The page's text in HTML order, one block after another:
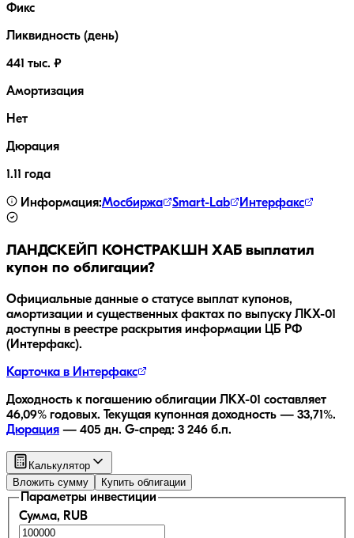
Фикс
Ликвидность (день)
441 тыс. ₽
Амортизация
Нет
Дюрация
1.11 года
Информация:Мосбиржа Smart-Lab Интерфакс
ЛАНДСКЕЙП КОНСТРАКШН ХАБ выплатил
купон по облигации?
Официальные данные о статусе выплат купонов,
амортизации и существенных фактах по выпуску ЛКХ-01
доступны в реестре раскрытия информации ЦБ РФ
(Интерфакс).
Карточка в Интерфакс
Доходность к погашению облигации ЛКХ-01 составляет
46,09% годовых. Текущая купонная доходность — 33,71%.
Дюрация — 405 дн. G-спред: 3 246 б.п.
Калькулятор
Вложить сумму
Купить облигации
Параметры инвестиции
Сумма, RUB